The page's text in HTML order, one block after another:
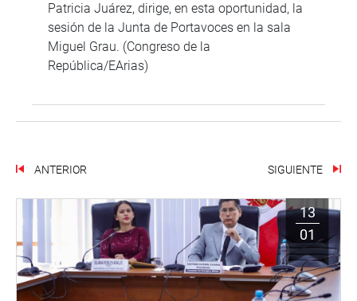
Patricia Juárez, dirige, en esta oportunidad, la
sesión de la Junta de Portavoces en la sala
Miguel Grau. (Congreso de la
República/EArias)
ANTERIOR SIGUIENTE
13
01